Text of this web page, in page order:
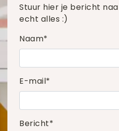
Stuur hier je bericht
echt alles :)
Naam*
E-mail*
Bericht*